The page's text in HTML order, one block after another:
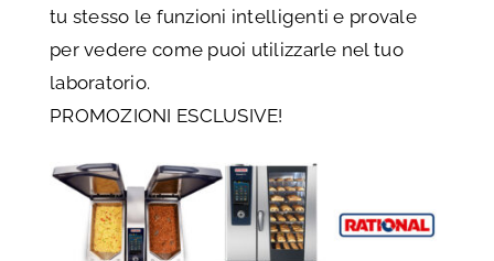
tu stesso le funzioni intelligenti e provale
per vedere come puoi utilizzarle nel tuo
laboratorio.
PROMOZIONI ESCLUSIVE!